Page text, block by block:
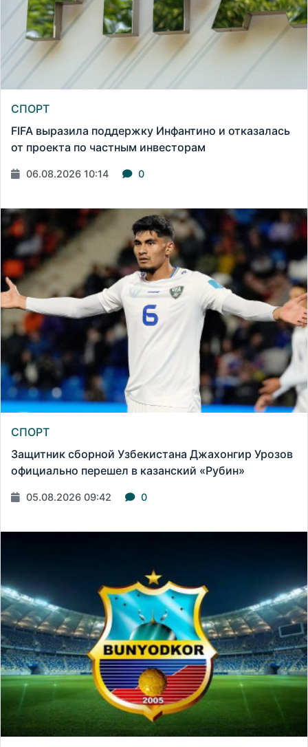
СПОРТ
FIFA выразила поддержку Инфантино и отказалась
от проекта по частным инвесторам
06.08.2026 10:14 0
СПОРТ
Защитник сборной Узбекистана Джахонгир Урозов
официально перешел в казанский «Рубин»
05.08.2026 09:42 0